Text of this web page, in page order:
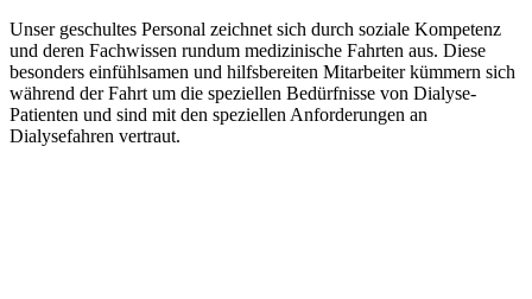
Unser geschultes Personal zeichnet sich durch soziale Kompetenz
und deren Fachwissen rundum medizinische Fahrten aus. Diese
besonders einfühlsamen und hilfsbereiten Mitarbeiter kümmern sich
während der Fahrt um die speziellen Bedürfnisse von Dialyse-
Patienten und sind mit den speziellen Anforderungen an
Dialysefahren vertraut.